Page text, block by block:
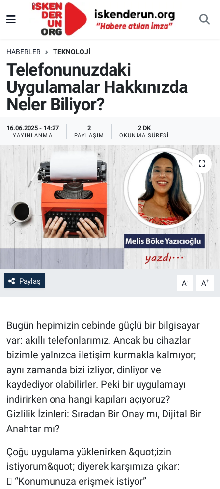
HABERLER TEKNOLOJI
Telefonunuzdaki
Uygulamalar Hakkınızda
Neler Biliyor?
16.06.2025 - 14:27
YAYINLANMA
2
PAYLAŞIM
2 DK
OKUNMA SÜRESI
Paylaş A- A+
Bugün hepimizin cebinde güçlü bir bilgisayar
var: akıllı telefonlarımız. Ancak bu cihazlar
bizimle yalnızca iletişim kurmakla kalmıyor;
aynı zamanda bizi izliyor, dinliyor ve
kaydediyor olabilirler. Peki bir uygulamayı
indirirken ona hangi kapıları açıyoruz?
Gizlilik İzinleri: Sıradan Bir Onay mı, Dijital Bir
Anahtar mı?
Çoğu uygulama yüklenirken &quot;izin
istiyorum&quot; diyerek karşımıza çıkar:
 “Konumunuza erişmek istiyor”